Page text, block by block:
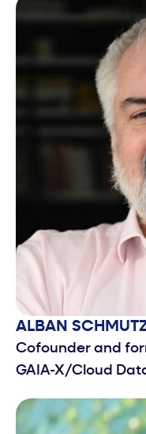
ALBAN
Cofounder and
GAIA-X/Cloud